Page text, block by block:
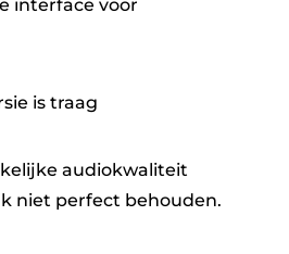
interface voor
is traag
audiokwaliteit
niet perfect behouden.